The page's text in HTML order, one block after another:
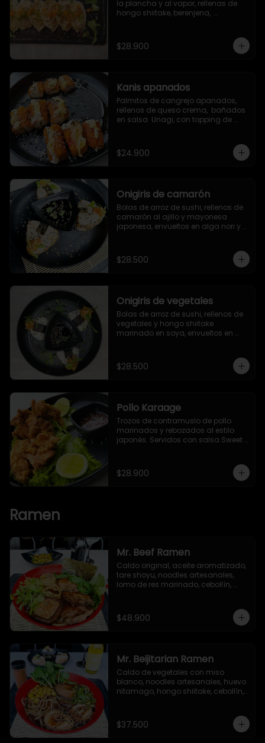
la plancha y al vapor, rellenas de
hongo shiitake, berenjena,
Servidas con salsa especial de la
casa.
$28.900
Kanis apanados
Palmitos de cangrejo apanados,
rellenos de queso crema,  bañados
en salsa  Unagi, con topping de
$24.900
Onigiris de camarón
Bolas de arroz de sushi, rellenos de
camarón al ajillo y mayonesa
japonesa, envueltos en alga nori y
$28.500
Onigiris de vegetales
Bolas de arroz de sushi, rellenos de
vegetales y hongo shiitake
marinado en soya, envueltos en
$28.500
Pollo Karaage
Trozos de contramuslo de pollo
marinados y rebozados al estilo
japonés. Servidos con salsa Sweet
$28.900
Ramen
Mr. Beef Ramen
Caldo original, aceite aromatizado,
tare shoyu, noodles artesanales,
lomo de res marinado, cebollín,
$48.900
Mr. Beijitarian Ramen
Caldo de vegetales con miso
blanco, noodles artesanales, huevo
nitamago, hongo shiitake, cebollín,
$37.500